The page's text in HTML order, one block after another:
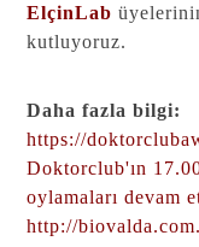
ElçinLab
kutluyoruz.
Daha fazla bilgi:
https://
Doktorclub'ın
oylamaları devam
http://